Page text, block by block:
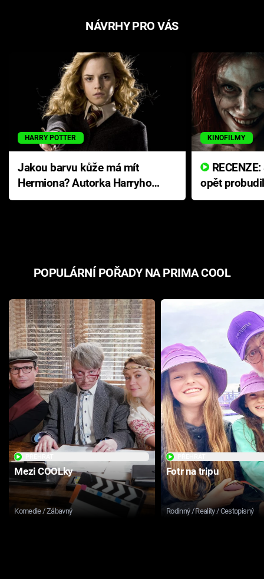
NÁVRHY PRO VÁS
HARRY POTTER
Jakou barvu kůže má mít
Hermiona? Autorka Harryho
Pottera přišla s ráznou
KINOFILMY
opět
přichází s
POPULÁRNÍ POŘADY NA PRIMA COOL
Mezi COOLky
Komedie / Zábavný
Fotr na tripu
Rodinný / Reality / Cestopisný